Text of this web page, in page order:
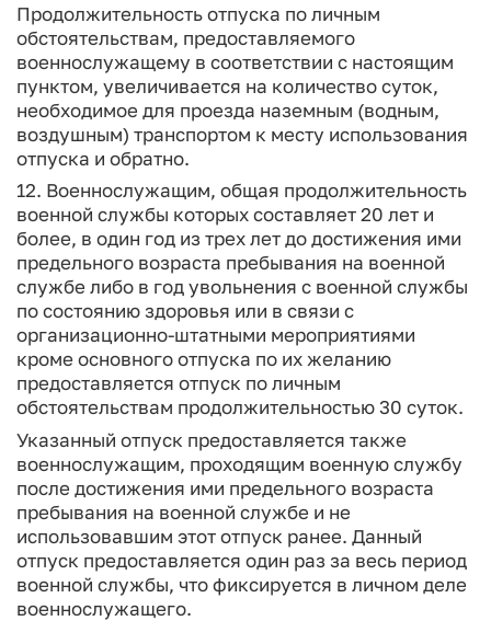
Продолжительность отпуска по личным
обстоятельствам, предоставляемого
военнослужащему в соответствии с настоящим
пунктом, увеличивается на количество суток,
необходимое для проезда наземным (водным,
воздушным) транспортом к месту использования
отпуска и обратно.
12. Военнослужащим, общая продолжительность
военной службы которых составляет 20 лет и
более, в один год из трех лет до достижения ими
предельного возраста пребывания на военной
службе либо в год увольнения с военной службы
по состоянию здоровья или в связи с
организационно-штатными мероприятиями
кроме основного отпуска по их желанию
предоставляется отпуск по личным
обстоятельствам продолжительностью 30 суток.
Указанный отпуск предоставляется также
военнослужащим, проходящим военную службу
после достижения ими предельного возраста
пребывания на военной службе и не
использовавшим этот отпуск ранее. Данный
отпуск предоставляется один раз за весь период
военной службы, что фиксируется в личном деле
военнослужащего.